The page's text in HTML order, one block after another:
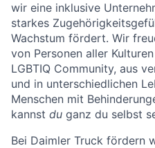
wir eine inklusive
starkes
Wachstum fördert. Wir
von Personen aller
LGBTIQ Community, aus
und in unterschiedlichen
Menschen mit
kannst du ganz du selbst
Bei Daimler Truck fördern